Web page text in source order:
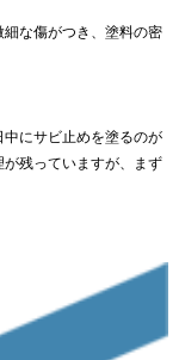
な傷がつき、塗料の密
にサビ止めを塗るのが
残っていますが、まず